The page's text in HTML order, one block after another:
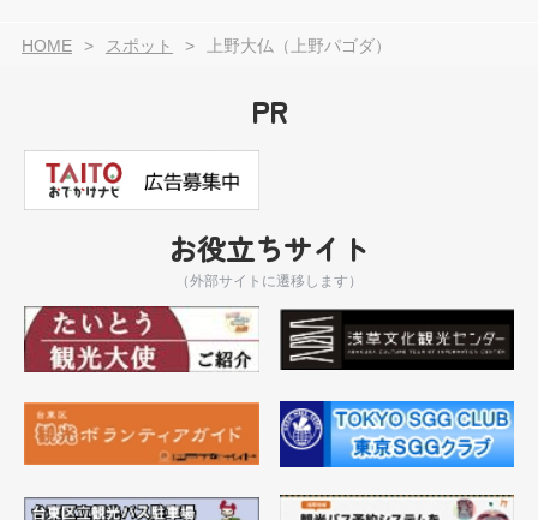
HOME スポット 上野大仏（上野パゴダ）
PR
お役立ちサイト
（外部サイトに遷移します）